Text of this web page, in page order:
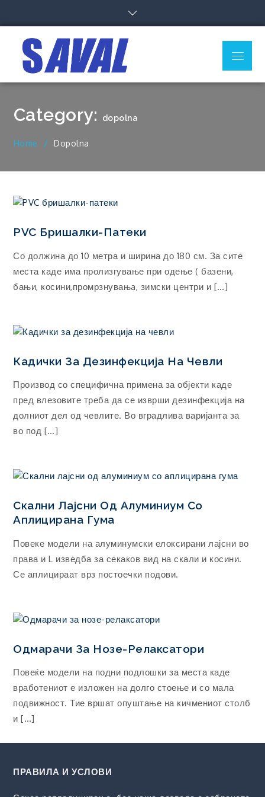
Menu
Category: dopolna
Home Dopolna
PVC Бришалки-Патеки
Со должина до 10 метра и ширина до 180 см. За сите
места каде има пролизгување при одење ( базени,
бањи, косини,промрзнувањa, зимски центри и […]
Кадички За Дезинфекција На Чевли
Производ со специфична примена за објекти каде
пред влезовите треба да се изврши дезинфекција на
долниот дел од чевлите. Во вградлива варијанта за
во под […]
Скални Лајсни Од Алуминиум Со
Аплицирана Гума
Повеке модели на алуминумски елоксирани лајсни во
права и L изведба за секаков вид на скали и косини.
Се аплицираат врз постоечки подови.
Одмарачи За Нозе-Релаксатори
Повеќе модели на подни подлошки за места каде
вработениот е изложен на долго стоење и со мала
подвижност. Тие вршат опуштање на кичмениот столб
и […]
ПРАВИЛА И УСЛОВИ